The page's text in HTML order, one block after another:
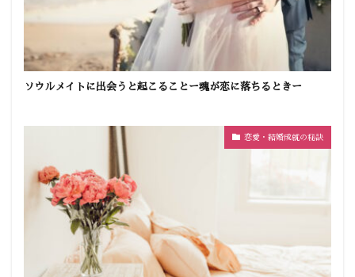
ソウルメイトに出会うと起こることー魂が恋に落ちるときー
恋愛・結婚成就の秘訣